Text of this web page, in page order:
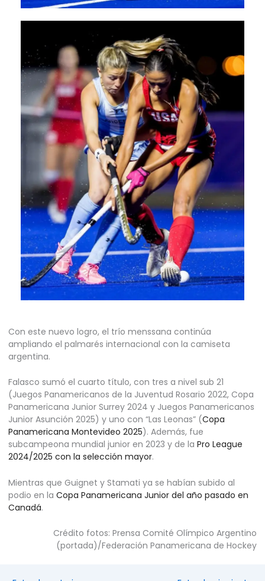
Con este nuevo logro, el trío menssana continúa
ampliando el palmarés internacional con la camiseta
argentina.
Falasco sumó el cuarto título, con tres a nivel sub 21
(Juegos Panamericanos de la Juventud Rosario 2022, Copa
Panamericana Junior Surrey 2024 y Juegos Panamericanos
Junior Asunción 2025) y uno con “Las Leonas” (Copa
Panamericana Montevideo 2025). Además, fue
subcampeona mundial junior en 2023 y de la Pro League
2024/2025 con la selección mayor.
Mientras que Guignet y Stamati ya se habían subido al
podio en la Copa Panamericana Junior del año pasado en
Canadá.
Crédito fotos: Prensa Comité Olímpico Argentino
(portada)/Federación Panamericana de Hockey